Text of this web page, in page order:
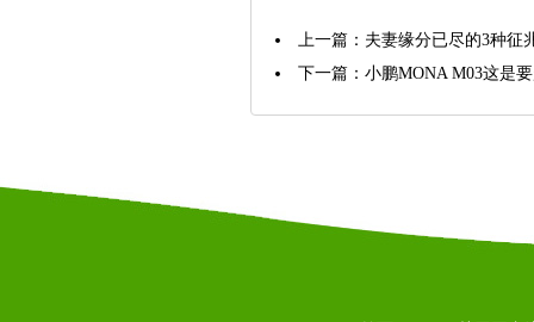
上一篇： 夫妻缘分已尽的3种征
下一篇： 小鹏MONA M03这是